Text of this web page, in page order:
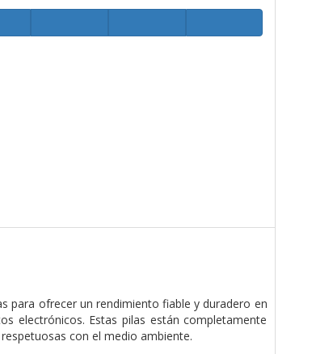
para ofrecer un rendimiento fiable y duradero en
electrónicos. Estas pilas están completamente
con el medio ambiente.